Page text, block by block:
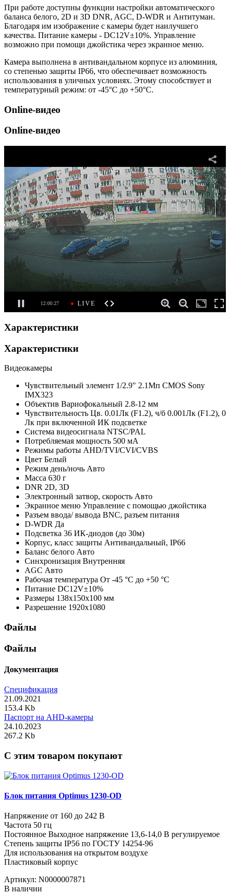
При работе доступны функции настройки автоматического
баланса белого, 2D и 3D DNR, AGC, D-WDR и Антитуман.
Благодаря им изображение с камеры будет наилучшего
качества. Питание камеры - DC12V±10%. Управление
возможно при помощи джойстика через экранное меню.
Камера выполнена в антивандальном корпусе из алюминия,
со степенью защиты IP66, что обеспечивает возможность
использования в уличных условиях. Этому способствует и
температурный режим: от -45°С до +50°С.
Online-видео
Online-видео
Характеристики
Характеристики
Видеокамеры
Чувствительный элемент 1/2.9" 2.1Мп CMOS Sony
IMX323
Объектив Вариофокальный 2.8-12 мм
Чувствительность Цв. 0.01Лк (F1.2), ч/б 0.001Лк (F1.2), 0
Лк при включенной ИК подсветке
Система видеосигнала NTSC/PAL
Потребляемая мощность 500 мА
Режимы работы AHD/TVI/CVI/CVBS
Цвет Белый
Режим день/ночь Авто
Масса 630 г
DNR 2D, 3D
Электронный затвор, скорость Авто
Экранное меню Управление с помощью джойстика
Разъем ввода/ вывода BNC, разъем питания
D-WDR Да
Подсветка 36 ИК-диодов (до 30м)
Корпус, класс защиты Антивандальный, IP66
Баланс белого Авто
Синхронизация Внутренняя
AGC Авто
Рабочая температура От -45 °С до +50 °С
Питание DC12V±10%
Размеры 138х150х100 мм
Разрешение 1920x1080
Файлы
Файлы
Документация
Спецификация
21.09.2021
153.4 Kb
Паспорт на AHD-камеры
24.10.2023
267.2 Kb
C этим товаром покупают
Блок питания Optimus 1230-OD
Напряжение от 160 до 242 В
Частота 50 гц
Постоянное Выходное напряжение 13,6-14,0 В регулируемое
Степень защиты IP56 по ГОСТУ 14254-96
Для использования на открытом воздухе
Пластиковый корпус
Артикул: N0000007871
В наличии